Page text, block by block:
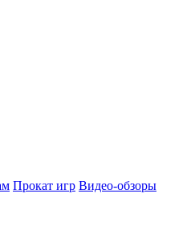
Прокат игр Видео-обзоры